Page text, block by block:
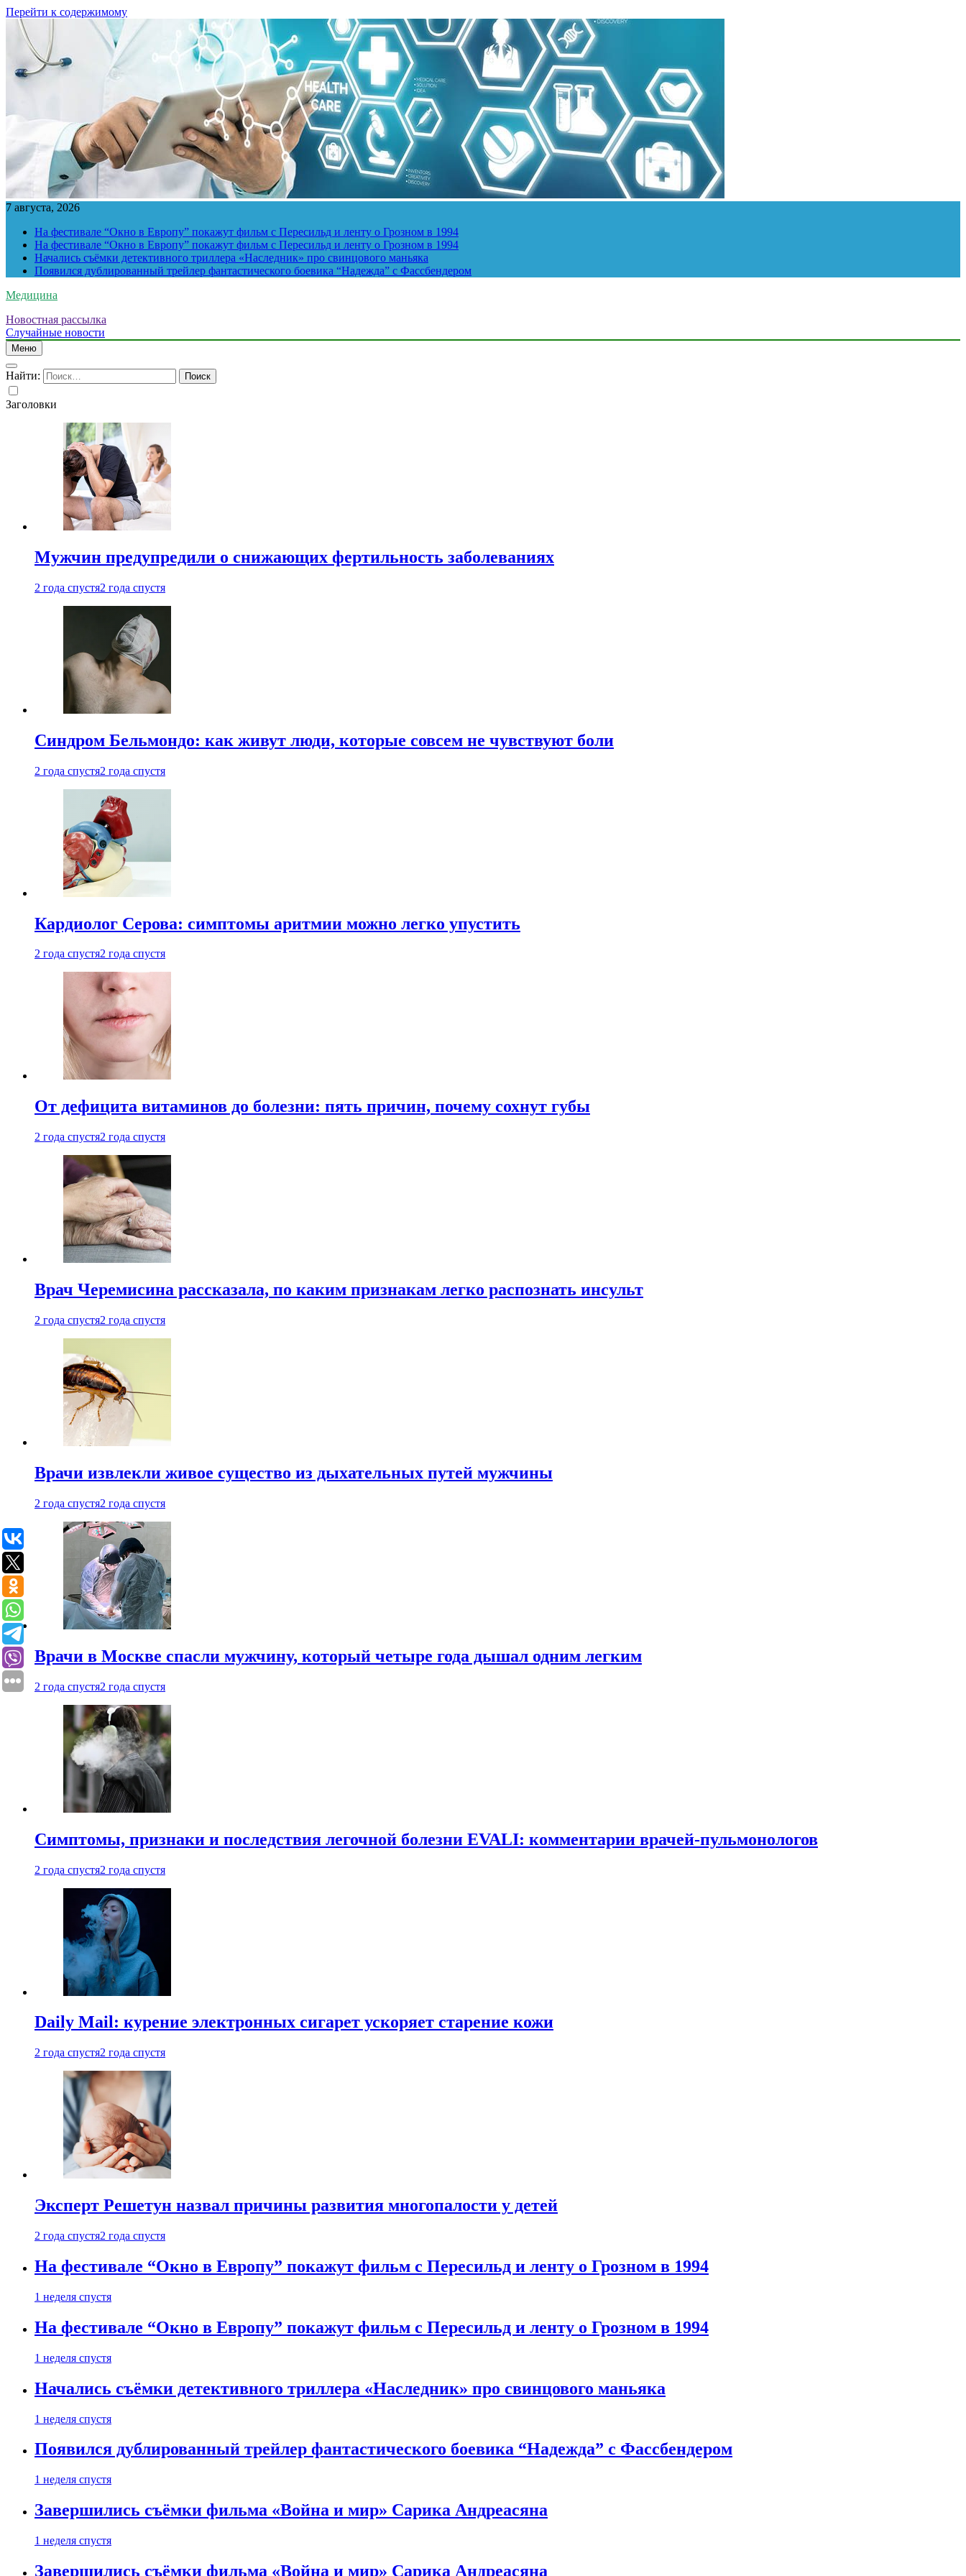
Перейти к содержимому
7 августа, 2026
На фестивале “Окно в Европу” покажут фильм с Пересильд и ленту о Грозном в 1994
На фестивале “Окно в Европу” покажут фильм с Пересильд и ленту о Грозном в 1994
Начались съёмки детективного триллера «Наследник» про свинцового маньяка
Появился дублированный трейлер фантастического боевика “Надежда” с Фассбендером
Медицина
Новостная рассылка
Случайные новости
Меню
Найти:
Заголовки
Мужчин предупредили о снижающих фертильность заболеваниях
2 года спустя2 года спустя
Синдром Бельмондо: как живут люди, которые совсем не чувствуют боли
2 года спустя2 года спустя
Кардиолог Серова: симптомы аритмии можно легко упустить
2 года спустя2 года спустя
От дефицита витаминов до болезни: пять причин, почему сохнут губы
2 года спустя2 года спустя
Врач Черемисина рассказала, по каким признакам легко распознать инсульт
2 года спустя2 года спустя
Врачи извлекли живое существо из дыхательных путей мужчины
2 года спустя2 года спустя
Врачи в Москве спасли мужчину, который четыре года дышал одним легким
2 года спустя2 года спустя
Симптомы, признаки и последствия легочной болезни EVALI: комментарии врачей-пульмонологов
2 года спустя2 года спустя
Daily Mail: курение электронных сигарет ускоряет старение кожи
2 года спустя2 года спустя
Эксперт Решетун назвал причины развития многопалости у детей
2 года спустя2 года спустя
На фестивале “Окно в Европу” покажут фильм с Пересильд и ленту о Грозном в 1994
1 неделя спустя
На фестивале “Окно в Европу” покажут фильм с Пересильд и ленту о Грозном в 1994
1 неделя спустя
Начались съёмки детективного триллера «Наследник» про свинцового маньяка
1 неделя спустя
Появился дублированный трейлер фантастического боевика “Надежда” с Фассбендером
1 неделя спустя
Завершились съёмки фильма «Война и мир» Сарика Андреасяна
1 неделя спустя
Завершились съёмки фильма «Война и мир» Сарика Андреасяна